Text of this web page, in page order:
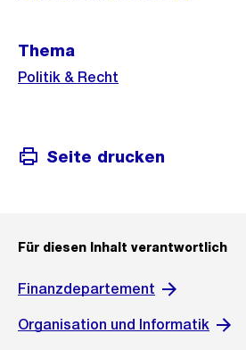
Thema
Politik & Recht
Seite drucken
Für diesen Inhalt verantwortlich
Finanzdepartement
Organisation und Informatik